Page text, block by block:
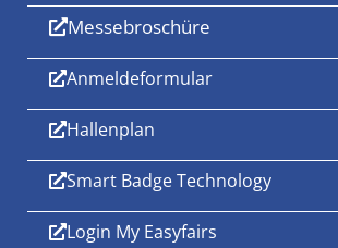
Messebroschüre
Anmeldeformular
Hallenplan
Smart Badge Technology
Login My Easyfairs